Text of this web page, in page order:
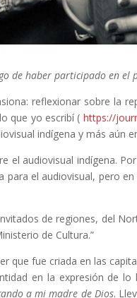
de haber participado en el
reflexionar sobre la
que yo escribí ( https://
indígena y más aún
el audiovisual indígena.
para el audiovisual, pero
de regiones, del
de Cultura.”
que fue criada en las
en la expresión de
a mi madre de Dios.